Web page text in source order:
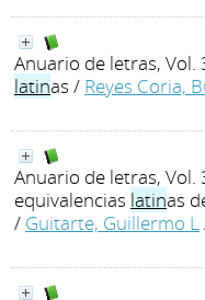
Anuario de letras, Vol.
latinas / Reyes Coria,
Anuario de letras, Vol.
equivalencias latinas
/ Guitarte, Guillermo L